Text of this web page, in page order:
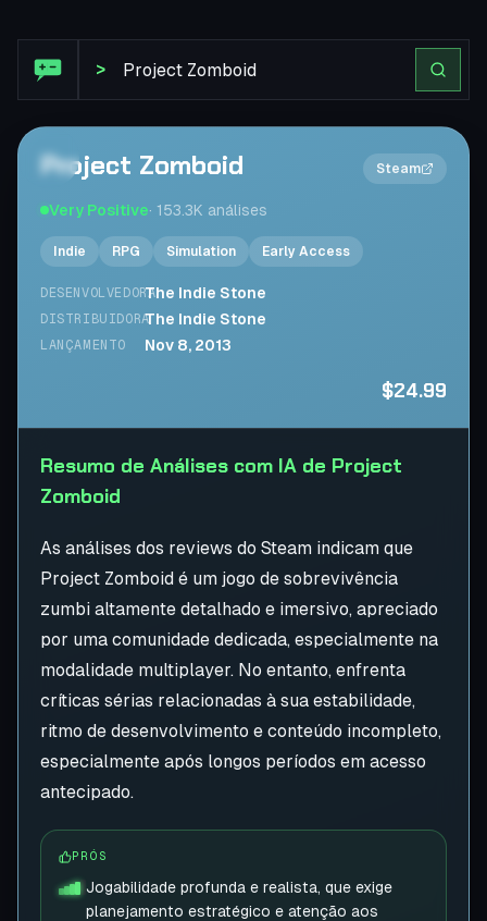
>
2×
Project Zomboid Steam
Very Positive· 153.3K análises
Indie RPG Simulation Early Access
DESENVOLVEDORAThe Indie Stone
DISTRIBUIDORAThe Indie Stone
LANÇAMENTO Nov 8, 2013
$24.99
Resumo de Análises com IA de Project
Zomboid
As análises dos reviews do Steam indicam que
Project Zomboid é um jogo de sobrevivência
zumbi altamente detalhado e imersivo, apreciado
por uma comunidade dedicada, especialmente na
modalidade multiplayer. No entanto, enfrenta
críticas sérias relacionadas à sua estabilidade,
ritmo de desenvolvimento e conteúdo incompleto,
especialmente após longos períodos em acesso
antecipado.
PRÓS
Jogabilidade profunda e realista, que exige
planejamento estratégico e atenção aos